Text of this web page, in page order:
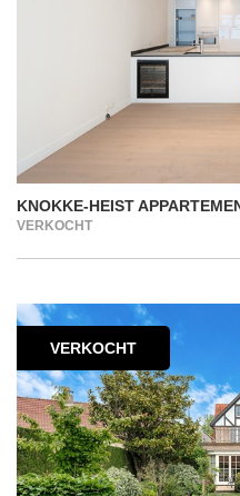
KNOKKE-HEIST
VERKOCHT
VERKOCHT